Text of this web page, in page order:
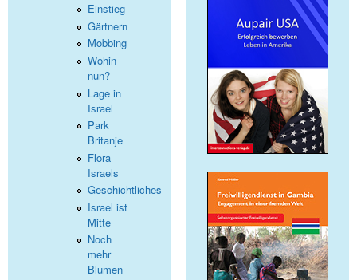
Einstieg
Gärtnern
Mobbing
Wohin
nun?
Lage in
Israel
Park
Britanje
Flora
Israels
Geschichtliches
Israel ist
Mitte
Noch
mehr
Blumen